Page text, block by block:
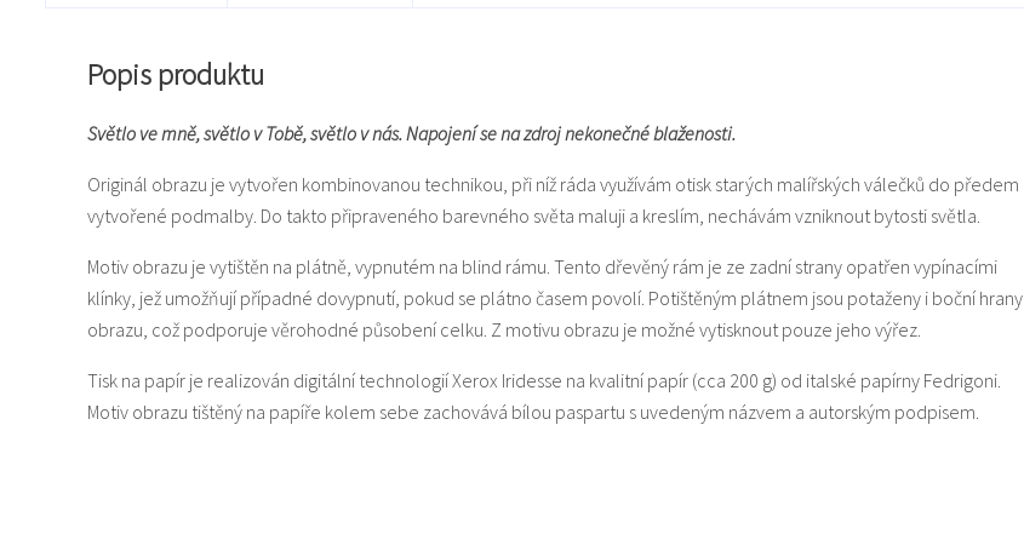
Popis produktu
Světlo ve mně, světlo v Tobě, světlo v nás. Napojení se na zdroj nekonečné blaženosti.
Originál obrazu je vytvořen kombinovanou technikou, při níž ráda využívám otisk starých malířských válečků do předem
vytvořené podmalby. Do takto připraveného barevného světa maluji a kreslím, nechávám vzniknout bytosti světla.
Motiv obrazu je vytištěn na plátně, vypnutém na blind rámu. Tento dřevěný rám je ze zadní strany opatřen vypínacími
klínky, jež umožňují případné dovypnutí, pokud se plátno časem povolí. Potištěným plátnem jsou potaženy i boční hrany
obrazu, což podporuje věrohodné působení celku. Z motivu obrazu je možné vytisknout pouze jeho výřez.
Tisk na papír je realizován digitální technologií Xerox Iridesse na kvalitní papír (cca 200 g) od italské papírny Fedrigoni.
Motiv obrazu tištěný na papíře kolem sebe zachovává bílou paspartu s uvedeným názvem a autorským podpisem.